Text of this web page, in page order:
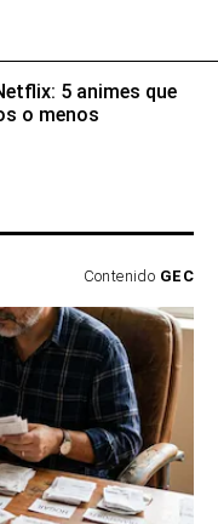
5 animes que
o menos
Contenido GEC